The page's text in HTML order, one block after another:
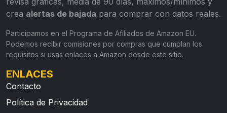
crea alertas de bajada para comprar con datos reales.
Participamos en el Programa de Afiliados de Amazon EU.
Podemos recibir comisiones por compras que cumplan los
requisitos si usas enlaces a Amazon desde este sitio.
ENLACES
Contacto
Política de Privacidad